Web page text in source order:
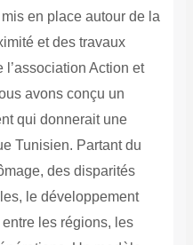
en place autour de la
et des travaux
l’association Action et
avons conçu un
qui donnerait une
Tunisien. Partant du
des disparités
le développement
les régions, les